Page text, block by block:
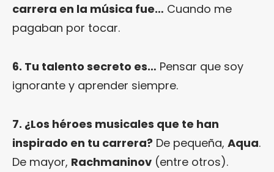
carrera en la música fue… Cuando me
pagaban por tocar.
6. Tu talento secreto es… Pensar que soy
ignorante y aprender siempre.
7. ¿Los héroes musicales que te han
inspirado en tu carrera? De pequeña, Aqua.
De mayor, Rachmaninov (entre otros).